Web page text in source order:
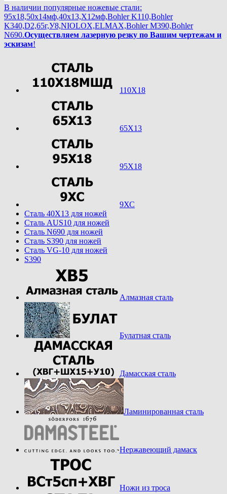
В наличии популярные ножевые стали:
95х18,50х14мф,40х13,Х12мф,Bohler K110,Bohler
K340,D2,65г,У8,NIOLOX,ELMAX,Bohler М390,Bohler
N690.Осуществляем лазерную резку по Вашим чертежам и
эскизам!
110Х18
65Х13
95Х18
9ХС
Cталь 40Х13 для ножей
Cталь AUS10 для ножей
Cталь N690 для ножей
Cталь S390 для ножей
Cталь VG-10 для ножей
S390
Алмазная сталь
Булатная сталь
Дамасская сталь
Ламинированная сталь
Нержавеющий дамаск
Ножи из троса